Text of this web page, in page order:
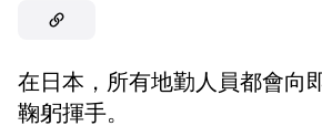
在日本，所有地勤人員都會向
鞠躬揮手。